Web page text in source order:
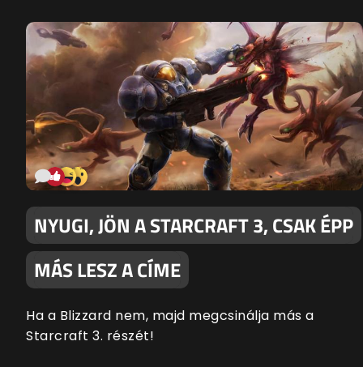
NYUGI, JÖN A STARCRAFT 3, CSAK ÉPP
MÁS LESZ A CÍME
Ha a Blizzard nem, majd megcsinálja más a
Starcraft 3. részét!